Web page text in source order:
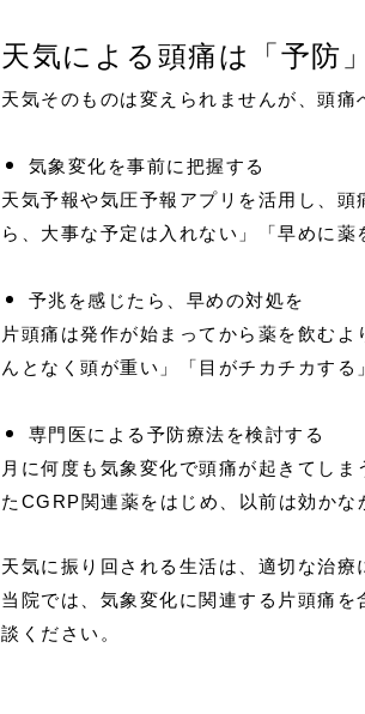
天気による頭痛は「予防
天気そのものは変えられませんが、頭痛
気象変化を事前に把握する
天気予報や気圧予報アプリを活用し、
ら、大事な予定は入れない」「早めに
予兆を感じたら、早めの対処を
片頭痛は発作が始まってから薬を飲む
んとなく頭が重い」「目がチカチカす
専門医による予防療法を検討する
月に何度も気象変化で頭痛が起きてし
たCGRP関連薬をはじめ、以前は効かな
天気に振り回される生活は、適切な治療
当院では、気象変化に関連する片頭痛
談ください。